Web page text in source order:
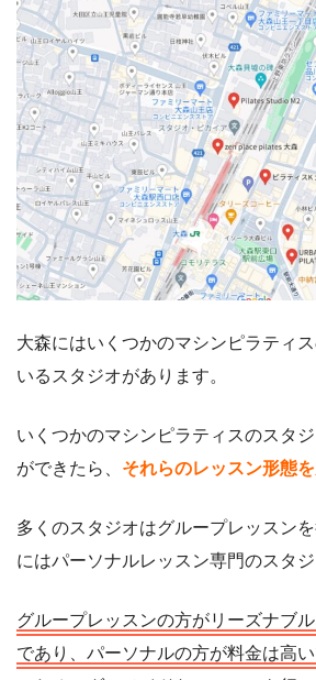
大森にはいくつかのマシンピラティ
いるスタジオがあります。
いくつかのマシンピラティスのスタ
ができたら、 それらのレッスン形態
多くのスタジオはグループレッスン
にはパーソナルレッスン専門のスタジ
グループレッスンの方がリーズナブ
であり、パーソナルの方が料金は高